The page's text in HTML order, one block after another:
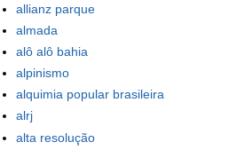
allianz parque
almada
alô alô bahia
alpinismo
alquimia popular brasileira
alrj
alta resolução